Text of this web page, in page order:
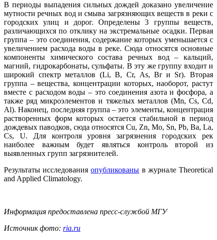
В периоды выпадения сильных дождей доказано увеличение
мутности речных вод и смыва загрязняющих веществ в реки с
городских улиц и дорог. Определены 3 группы веществ,
различающихся по отклику на экстремальные осадки. Первая
группа – это соединения, содержание которых уменьшается с
увеличением расхода воды в реке. Сюда относятся основные
компоненты химического состава речных вод – кальций,
магний, гидрокарбонаты, сульфаты. В эту же группу входит и
широкий спектр металлов (Li, B, Cr, As, Br и Sr). Вторая
группа – вещества, концентрации которых, наоборот, растут
вместе с расходом воды – это соединения азота и фосфора, а
также ряд микроэлементов и тяжелых металлов (Mn, Cs, Cd,
Al). Наконец, последняя группа – это элементы, концентрация
растворенных форм которых остается стабильной в период
дождевых паводков, сюда относятся Cu, Zn, Mo, Sn, Pb, Ba, La,
Cs, U. Для контроля уровня загрязнения городских рек
наиболее важным будет являться контроль второй из
выявленных групп загрязнителей.
Результаты исследованияопубликованы в журнале Theoretical
and Applied Climatology.
Информация предоставлена пресс-службой МГУ
Источник фото: ria.ru